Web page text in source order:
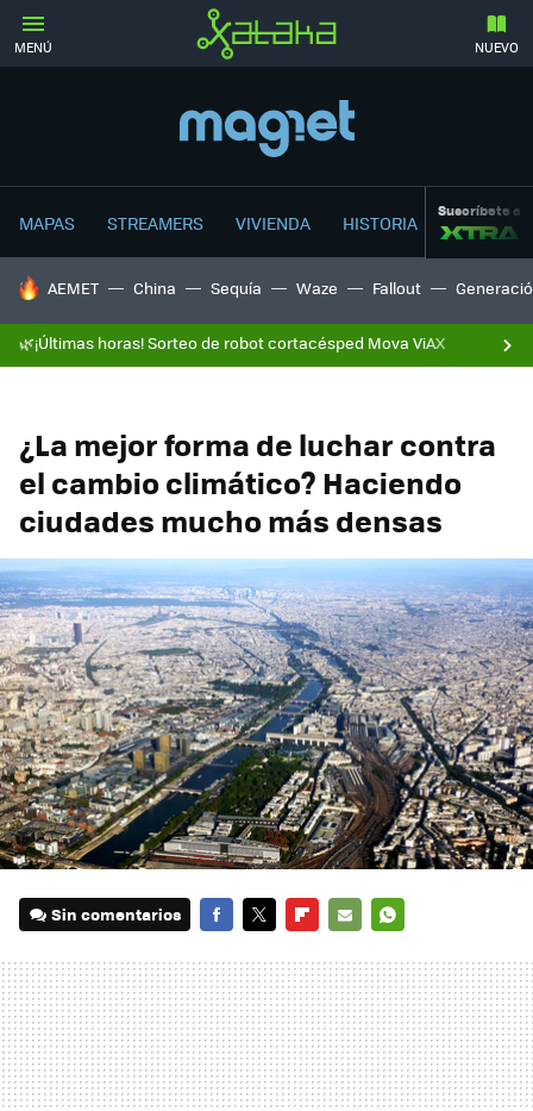
MENÚ NUEVO
MAPAS STREAMERS VIVIENDA HISTORIA Suscríbete a
HOY SE HABLA DE
AEMET China Sequía Waze Fallout
🌿¡Últimas horas! Sorteo de robot cortacésped Mova ViAX
¿La mejor forma de luchar contra
el cambio climático? Haciendo
ciudades mucho más densas
Sin comentarios
MAIL